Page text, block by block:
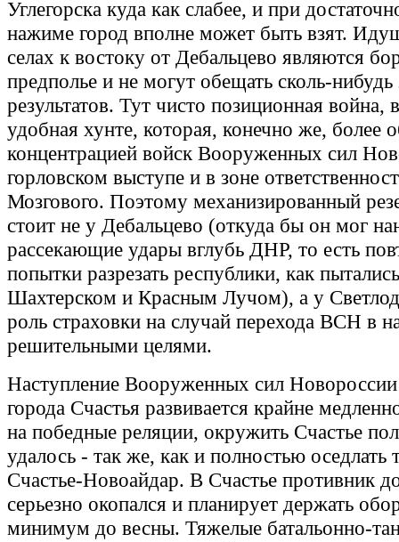
Углегорска куда как слабее, и при
нажиме город вполне может быть взят.
селах к востоку от Дебальцево являются
предполье и не могут обещать сколь-
результатов. Тут чисто позиционная война,
удобная хунте, которая, конечно же, более
концентрацией войск Вооруженных сил
горловском выступе и в зоне
Мозгового. Поэтому механизированный
стоит не у Дебальцево (откуда бы он мог
рассекающие удары вглубь ДНР, то есть
попытки разрезать республики, как
Шахтерском и Красным Лучом), а у
роль страховки на случай перехода ВСН в
решительными целями.
Наступление Вооруженных сил
города Счастья развивается крайне
на победные реляции, окружить Счастье
удалось - так же, как и полностью оседлать
Счастье-Новоайдар. В Счастье противник
серьезно окопался и планирует держать
минимум до весны. Тяжелые батальонно-